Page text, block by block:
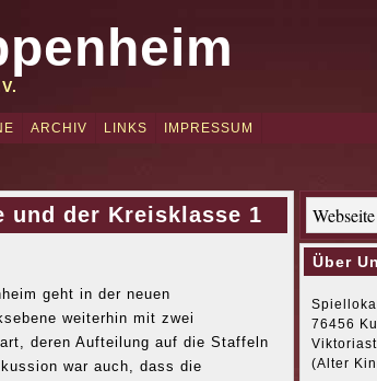
ARCHIV LINKS IMPRESSUM
und der Kreisklasse 1
geht in der neuen
weiterhin mit zwei
deren Aufteilung auf die Staffeln
war auch, dass die
Über
76456
(Alter